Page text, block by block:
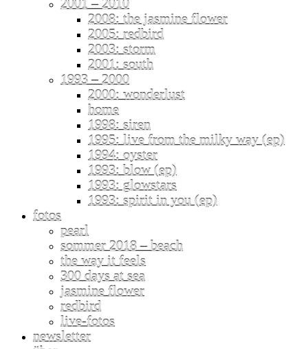
2001 – 2010
2008: the jasmine flower
2005: redbird
2003: storm
2001: south
1993 – 2000
2000: wonderlust
home
1998: siren
1995: live from the milky way (ep)
1994: oyster
1993: blow (ep)
1993: glowstars
1993: spirit in you (ep)
fotos
pearl
sommer 2018 – beach
the way it feels
300 days at sea
jasmine flower
redbird
live-fotos
newsletter